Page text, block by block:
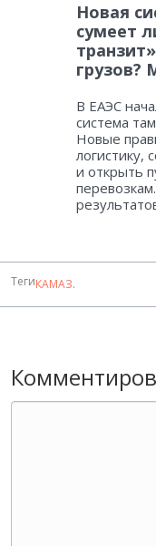
Новая
сумеет
грузов?
В ЕАЭС
система
Новые
логистику,
и открыть
ТегиКАМАЗ.